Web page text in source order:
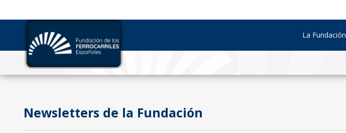
La Fundación
Newsletters de la Fundación